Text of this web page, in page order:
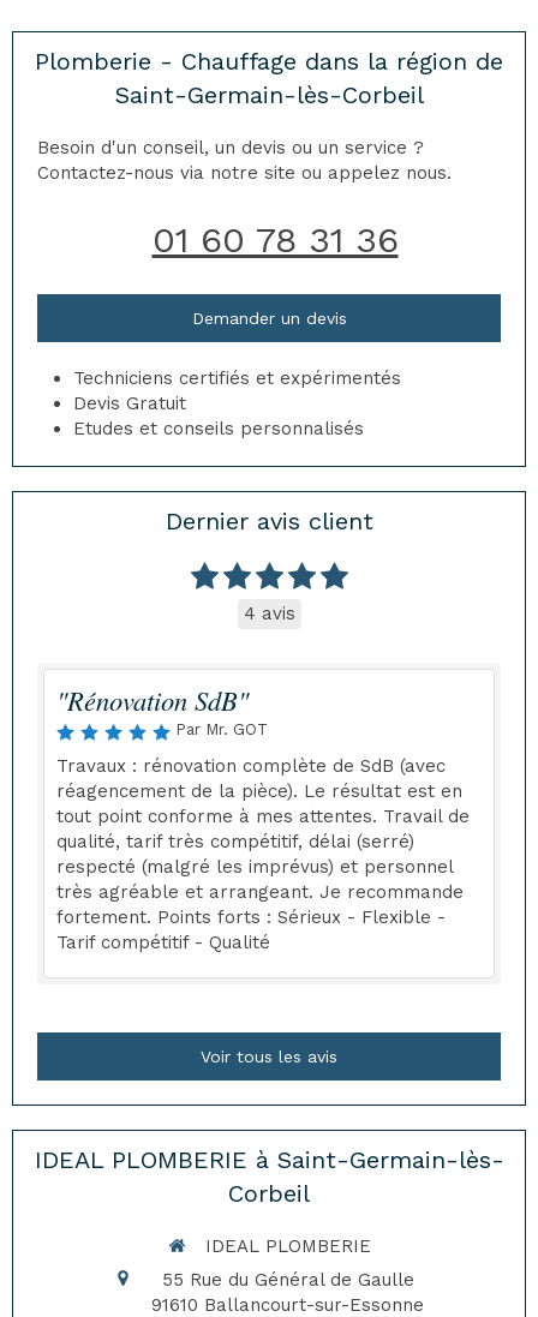
Plomberie - Chauffage dans la région de
Saint-Germain-lès-Corbeil
Besoin d'un conseil, un devis ou un service ?
Contactez-nous via notre site ou appelez nous.
01 60 78 31 36
Demander un devis
Techniciens certifiés et expérimentés
Devis Gratuit
Etudes et conseils personnalisés
Dernier avis client
4 avis
"Rénovation SdB"
Par Mr. GOT
Travaux : rénovation complète de SdB (avec
réagencement de la pièce). Le résultat est en
tout point conforme à mes attentes. Travail de
qualité, tarif très compétitif, délai (serré)
respecté (malgré les imprévus) et personnel
très agréable et arrangeant. Je recommande
fortement. Points forts : Sérieux - Flexible -
Tarif compétitif - Qualité
Voir tous les avis
IDEAL PLOMBERIE à Saint-Germain-lès-
Corbeil
IDEAL PLOMBERIE
55 Rue du Général de Gaulle
91610 Ballancourt-sur-Essonne